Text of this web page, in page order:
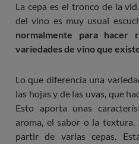
La cepa es el tronco de la
del vino es muy usual
normalmente para hacer
variedades de vino que
Lo que diferencia una
las hojas y de las uvas, que
Esto aporta unas
aroma, el sabor o la
partir de varias cepas.